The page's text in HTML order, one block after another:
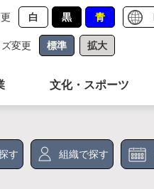
白 黒 青
変更 標準 拡大
文化・スポーツ
す 組織で探す